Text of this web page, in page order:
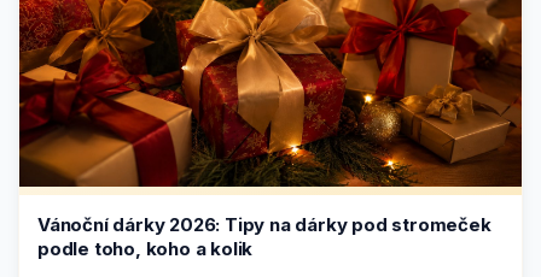
Vánoční dárky 2026: Tipy na dárky pod stromeček
podle toho, koho a kolik